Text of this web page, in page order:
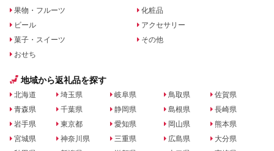
果物・フルーツ
ビール
菓子・スイーツ
おせち
化粧品
アクセサリー
その他
地域から返礼品を探す
北海道
青森県
岩手県
宮城県
埼玉県
千葉県
東京都
神奈川県
岐阜県
静岡県
愛知県
三重県
鳥取県
島根県
岡山県
広島県
佐賀県
長崎県
熊本県
大分県